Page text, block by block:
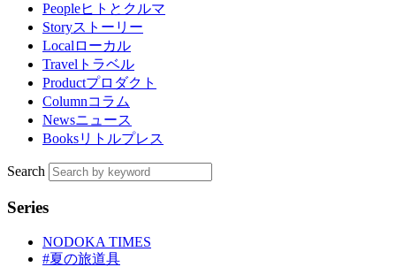
Peopleヒトとクルマ
Storyストーリー
Localローカル
Travel トラベル
Productプロダクト
Columnコラム
Newsニュース
Booksリトルプレス
Search
Series
NODOKA TIMES
#夏の旅道具